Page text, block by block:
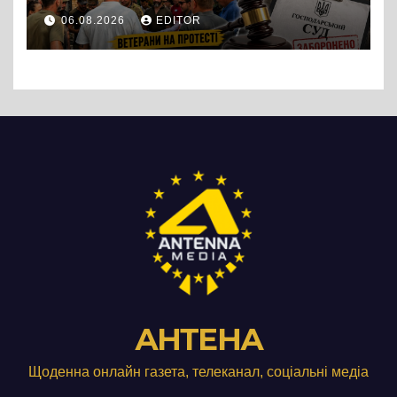
протест до стін
підприємства ТОВ «Омега
Три», що займається
06.08.2026 EDITOR
АНТЕНА
Щоденна онлайн газета, телеканал, соціальні медіа